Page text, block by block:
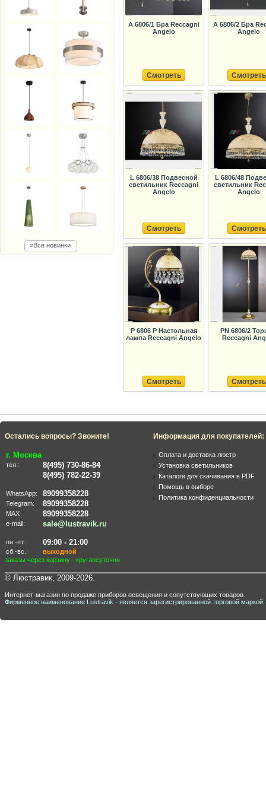
»Все новинки
A 6806/1 Бра Reccagni
Angelo
Смотреть
A 6806/2 Бра
Angelo
Смотреть
L 6806/38 Подвесной
светильник Reccagni
Angelo
Смотреть
L 6806/48
светильник
Angelo
Смотреть
P 6806 P Настольная
лампа Reccagni Angelo
Смотреть
PN 6806/2
Reccagni
Смотреть
Остались вопросы? Звоните!
г. Москва
тел.:
8(495) 730-86-84
8(495) 782-22-39
WhatsApp: 89099358228
Telegram: 89099358228
MAX 89099358228
e-mail: sale@lustravik.ru
пн.-пт.: 09:00 - 21:00
сб.-вс.:
выходной
заказы через корзину - круглосуточно
Информация для покупателей:
Оплата и доставка люстр
Установка светильников
Каталоги для скачивания в PDF
Помощь в выборе
Политика конфиденциальности
© Люстравик, 2009-2026.
Интернет-магазин по продаже приборов освещения и сопутствующих товаров.
Фирменное наименование Lustravik - является зарегистрированной торговой